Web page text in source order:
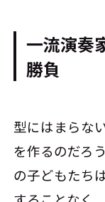
一流演奏
勝負
型にはまらな
を作るのだろ
の子どもたち